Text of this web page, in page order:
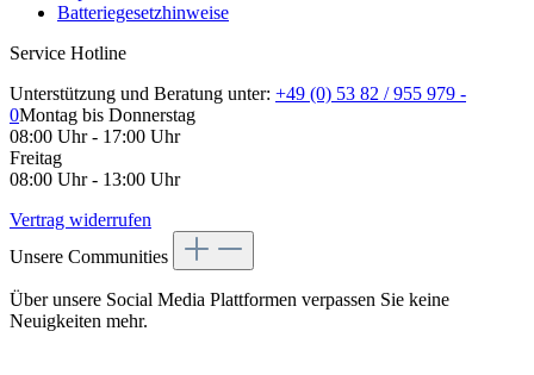
Batteriegesetzhinweise
Service Hotline
Unterstützung und Beratung unter: +49 (0) 53 82 / 955 979 -
0Montag bis Donnerstag
08:00 Uhr - 17:00 Uhr
Freitag
08:00 Uhr - 13:00 Uhr
Vertrag widerrufen
Unsere Communities
Über unsere Social Media Plattformen verpassen Sie keine
Neuigkeiten mehr.